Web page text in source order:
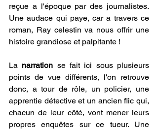
reçue a l'époque par des journalistes.
Une audace qui paye, car a travers ce
roman, Ray celestin va nous offrir une
histoire grandiose et palpitante !
La narration se fait ici sous plusieurs
points de vue différents, l'on retrouve
donc, a tour de rôle, un policier, une
apprentie détective et un ancien flic qui,
chacun de leur côté, vont mener leurs
propres enquêtes sur ce tueur. Une